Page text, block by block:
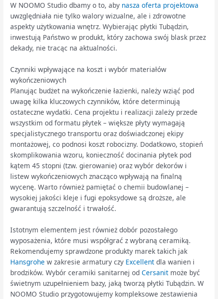
W NOOMO Studio dbamy o to, aby nasza oferta projektowa
uwzględniała nie tylko walory wizualne, ale i zdrowotne
aspekty użytkowania wnętrz. Wybierając płytki Tubądzin,
inwestują Państwo w produkt, który zachowa swój blask przez
dekady, nie tracąc na aktualności.
Czynniki wpływające na koszt i wybór materiałów
wykończeniowych
Planując budżet na wykończenie łazienki, należy wziąć pod
uwagę kilka kluczowych czynników, które determinują
ostateczne wydatki. Cena projektu i realizacji zależy przede
wszystkim od formatu płytek – większe płyty wymagają
specjalistycznego transportu oraz doświadczonej ekipy
montażowej, co podnosi koszt robocizny. Dodatkowo, stopień
skomplikowania wzoru, konieczność docinania płytek pod
kątem 45 stopni (tzw. gierowanie) oraz wybór dekorów i
listew wykończeniowych znacząco wpływają na finalną
wycenę. Warto również pamiętać o chemii budowlanej –
wysokiej jakości kleje i fugi epoksydowe są droższe, ale
gwarantują szczelność i trwałość.
Istotnym elementem jest również dobór pozostałego
wyposażenia, które musi współgrać z wybraną ceramiką.
Rekomendujemy sprawdzone produkty marek takich jak
Hansgrohe w zakresie armatury czy Excellent dla wanien i
brodzików. Wybór ceramiki sanitarnej odCersanit może być
świetnym uzupełnieniem bazy, jaką tworzą płytki Tubądzin. W
NOOMO Studio przygotowujemy kompleksowe zestawienia